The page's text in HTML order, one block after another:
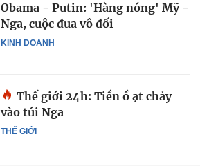
KINH DOANH
Obama - Putin: 'Hàng nóng' Mỹ -
Nga, cuộc đua vô đối
THẾ GIỚI
Thế giới 24h: Tiền ồ ạt chảy
vào túi Nga